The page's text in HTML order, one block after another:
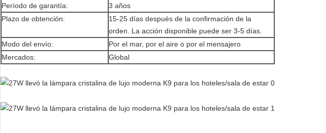
Período de garantía:
3 años
Plazo de obtención:
15-25 días después de la confirmación de la
orden. La acción disponible puede ser 3-5 días.
Modo del envío:
Por el mar, por el aire o por el mensajero
Mercados:
Global